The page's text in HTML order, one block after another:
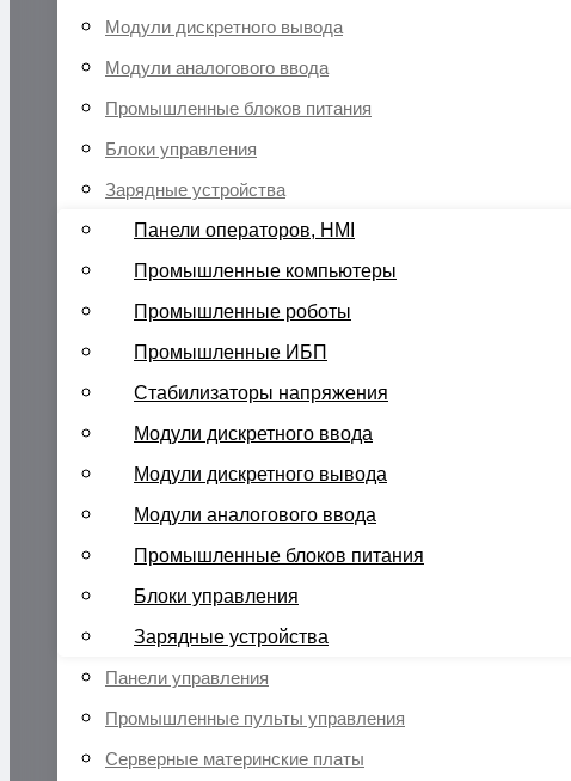
Модули дискретного вывода
Модули аналогового ввода
Промышленные блоков питания
Блоки управления
Зарядные устройства
Панели операторов, HMI
Промышленные компьютеры
Промышленные роботы
Промышленные ИБП
Стабилизаторы напряжения
Модули дискретного ввода
Модули дискретного вывода
Модули аналогового ввода
Промышленные блоков питания
Блоки управления
Зарядные устройства
Панели управления
Промышленные пульты управления
Серверные материнские платы